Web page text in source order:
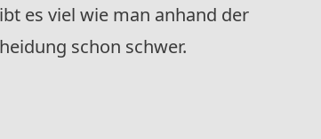
es viel wie man anhand der
schon schwer.